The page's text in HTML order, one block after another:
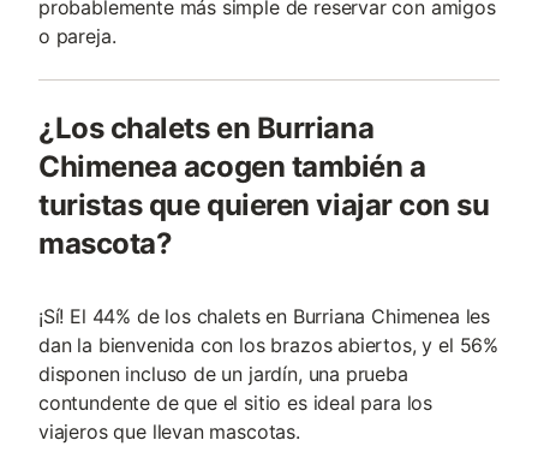
probablemente más simple de reservar con amigos
o pareja.
¿Los chalets en Burriana
Chimenea acogen también a
turistas que quieren viajar con su
mascota?
¡Sí! El 44% de los chalets en Burriana Chimenea les
dan la bienvenida con los brazos abiertos, y el 56%
disponen incluso de un jardín, una prueba
contundente de que el sitio es ideal para los
viajeros que llevan mascotas.